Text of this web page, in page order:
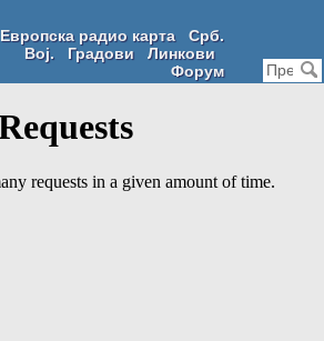
Европска радио карта
Срб.
Вој.
Градови
Линкови
Форум